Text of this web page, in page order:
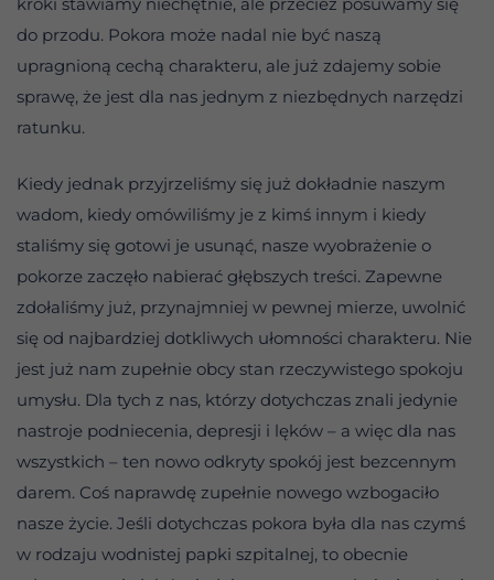
do przodu. Pokora może nadal nie być naszą
upragnioną cechą charakteru, ale już zdajemy sobie
sprawę, że jest dla nas jednym z niezbędnych narzędzi
ratunku.
Kiedy jednak przyjrzeliśmy się już dokładnie naszym
wadom, kiedy omówiliśmy je z kimś innym i kiedy
staliśmy się gotowi je usunąć, nasze wyobrażenie o
pokorze zaczęło nabierać głębszych treści. Zapewne
zdołaliśmy już, przynajmniej w pewnej mierze, uwolnić
się od najbardziej dotkliwych ułomności charakteru. Nie
jest już nam zupełnie obcy stan rzeczywistego spokoju
umysłu. Dla tych z nas, którzy dotychczas znali jedynie
nastroje podniecenia, depresji i lęków – a więc dla nas
wszystkich – ten nowo odkryty spokój jest bezcennym
darem. Coś naprawdę zupełnie nowego wzbogaciło
nasze życie. Jeśli dotychczas pokora była dla nas czymś
w rodzaju wodnistej papki szpitalnej, to obecnie